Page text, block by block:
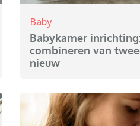
Baby
Babykamer
combineren van
nieuw